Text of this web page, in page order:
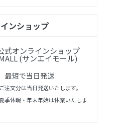
ンショップ
式オンラインショップ
(サンエイモール)
最短で当日発送
文分は当日発送いたします。
季休暇・年末年始は休業いたしま